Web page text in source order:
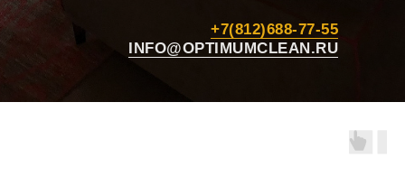
+7(812)688-77-55
INFO@OPTIMUMCLEAN.RU